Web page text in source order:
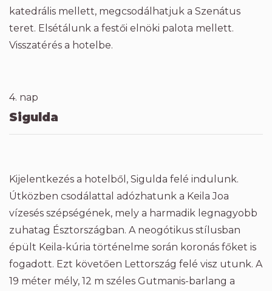
katedrális mellett, megcsodálhatjuk a Szenátus
teret. Elsétálunk a festői elnöki palota mellett.
Visszatérés a hotelbe.
4. nap
Sigulda
Kijelentkezés a hotelből, Sigulda felé indulunk.
Útközben csodálattal adózhatunk a Keila Joa
vízesés szépségének, mely a harmadik legnagyobb
zuhatag Észtországban. A neogótikus stílusban
épült Keila-kúria történelme során koronás főket is
fogadott. Ezt követően Lettország felé visz utunk. A
19 méter mély, 12 m széles Gutmanis-barlang a